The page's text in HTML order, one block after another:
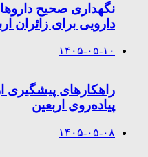
نگهداری صحیح
دارویی برای زائران
۱۴۰۵-۰۵-۱۰
راهکارهای پیشگیری
پیاده‌روی اربعین
۱۴۰۵-۰۵-۰۸